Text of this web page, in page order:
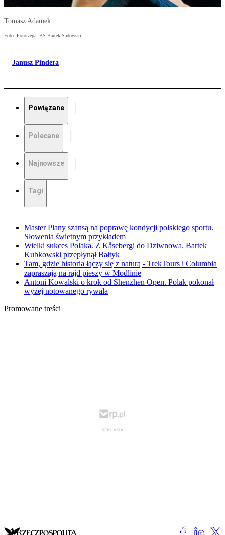
Tomasz Adamek
Foto: Fotorzepa, BS Bartek Sadowski
Janusz Pindera
Powiązane
Polecane
Najnowsze
Tagi
Master Plany szansą na poprawę kondycji polskiego sportu.
Słowenia świetnym przykładem
Wielki sukces Polaka. Z Kåsebergi do Dziwnowa. Bartek
Kubkowski przepłynął Bałtyk
Tam, gdzie historia łączy się z naturą - TrekTours i Columbia
zapraszają na rajd pieszy w Modlinie
Antoni Kowalski o krok od Shenzhen Open. Polak pokonał
wyżej notowanego rywala
Promowane treści